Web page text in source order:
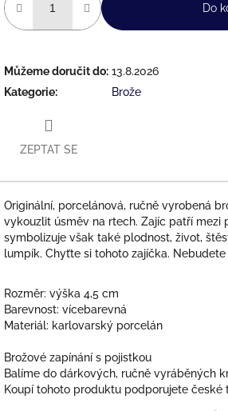
Do
Můžeme doručit do: 13.8.2026
Kategorie: Brože
ZEPTAT SE
Originální, porcelánová, ručně vyrobená
vykouzlit úsměv na rtech. Zajíc patří mezi
symbolizuje však také plodnost, život,
lumpík. Chyťte si tohoto zajíčka.
Rozměr: výška 4,5 cm
Barevnost: vícebarevná
Materiál: karlovarský porcelán
Brožové zapínání s pojistkou
Balíme do dárkových, ručně vyráběných
Koupí tohoto produktu podporujete české